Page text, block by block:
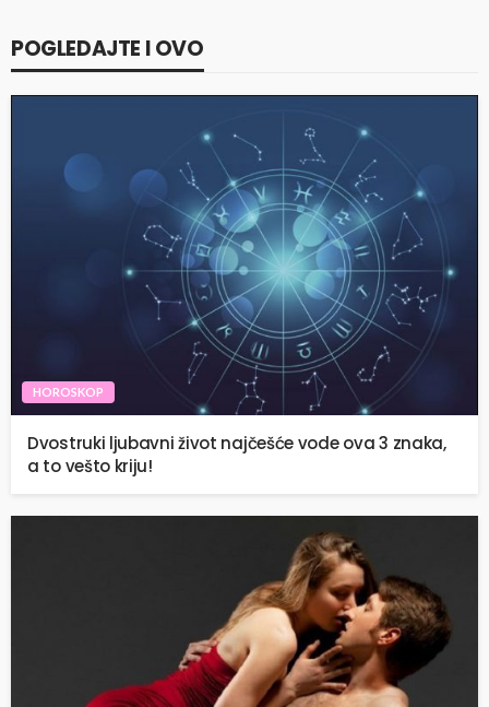
POGLEDAJTE I OVO
HOROSKOP
Dvostruki ljubavni život najčešće vode ova 3 znaka,
a to vešto kriju!